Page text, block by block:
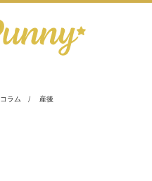
コラム 産後